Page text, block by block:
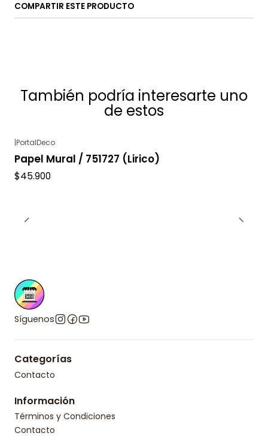
COMPARTIR ESTE PRODUCTO
También podría interesarte uno
de estos
|PortalDeco
Papel Mural / 751727 (Lirico)
$45.900
Síguenos
Categorías
Contacto
Información
Términos y Condiciones
Contacto